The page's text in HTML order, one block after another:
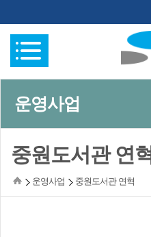
운영사업
(왼쪽메뉴)
중원도서관 연혁
운영사업 중원도서관 연혁